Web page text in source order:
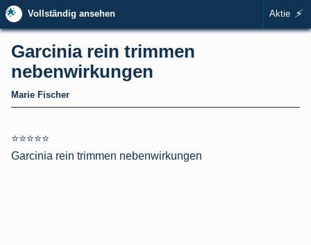
🌟 Vollständig ansehen Aktie ⚡
Garcinia rein trimmen
nebenwirkungen
Marie Fischer
⭐⭐⭐⭐⭐
Garcinia rein trimmen nebenwirkungen